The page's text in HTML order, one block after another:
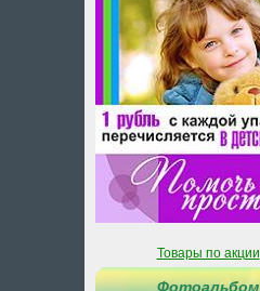
Товары по акции
Фотоальбом